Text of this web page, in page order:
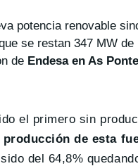
potencia renovable
se restan 347 MW de
de Endesa en As
el primero sin
producción de esta
del 64,8%